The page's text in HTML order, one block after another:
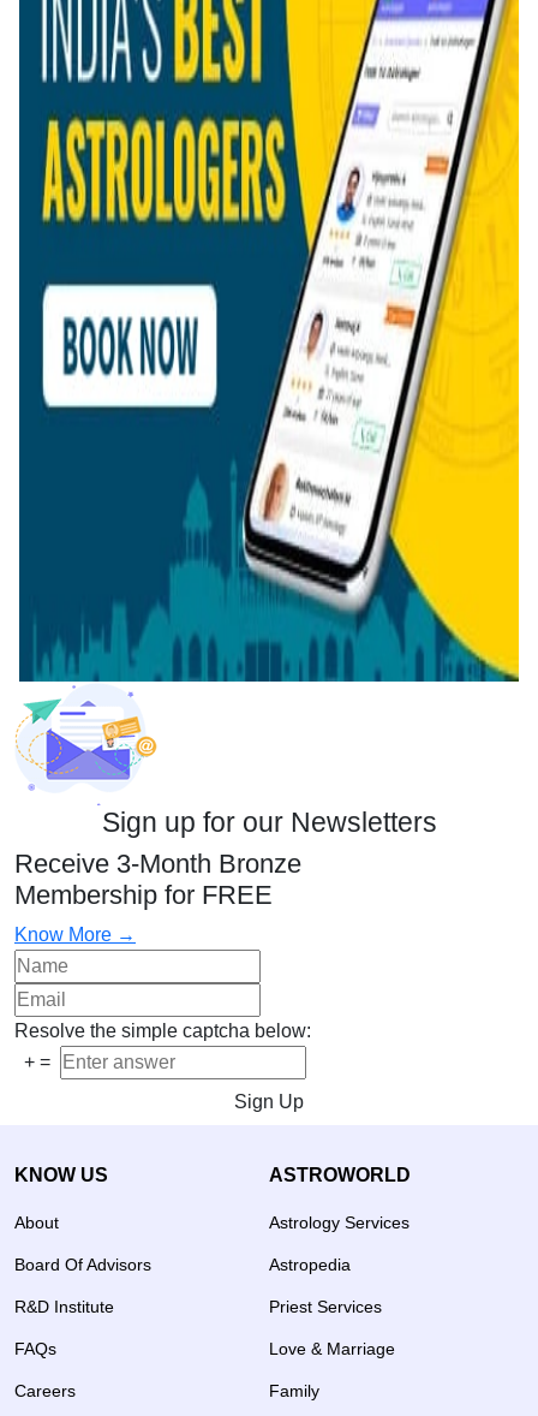
Sign up for our Newsletters
Receive 3-Month Bronze
Membership for FREE
Know More →
Resolve the simple captcha below:
+ =
Sign Up
KNOW US
About
Board Of Advisors
R&D Institute
FAQs
Careers
ASTROWORLD
Astrology Services
Astropedia
Priest Services
Love & Marriage
Family